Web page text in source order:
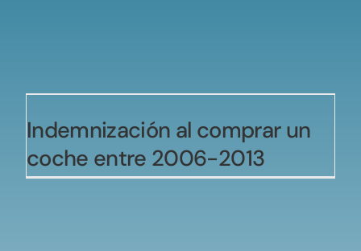
Indemnización al comprar un
coche entre 2006-2013